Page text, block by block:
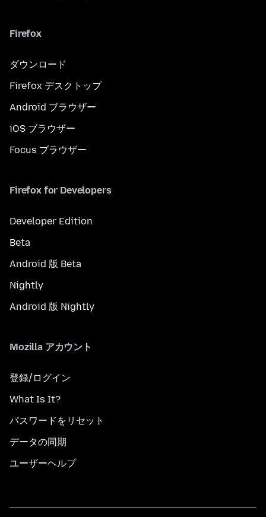
Firefox
ダウンロード
Firefox デスクトップ
Android ブラウザー
iOS ブラウザー
Focus ブラウザー
Firefox for Developers
Developer Edition
Beta
Android 版 Beta
Nightly
Android 版 Nightly
Mozilla アカウント
登録/ログイン
What Is It?
パスワードをリセット
データの同期
ユーザーヘルプ